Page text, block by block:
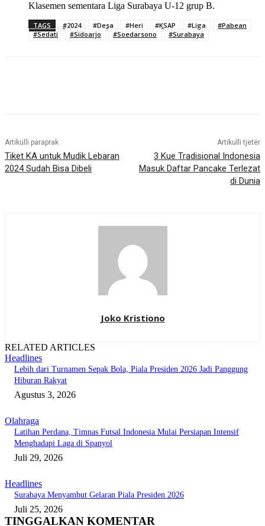
Klasemen sementara Liga Surabaya U-12 grup B.
TAGS #2024 #Desa #Heri #KSAP #Liga
#Pabean
#Sedati
#Sidoarjo #Soedarsono #Surabaya
Artikulli paraprak
Tiket KA untuk Mudik Lebaran
2024 Sudah Bisa Dibeli
Artikulli tjetër
3 Kue Tradisional Indonesia
Masuk Daftar Pancake Terlezat
di Dunia
Joko Kristiono
RELATED ARTICLES
Headlines
Lebih dari Turnamen Sepak Bola, Piala Presiden 2026 Jadi Panggung
Hiburan Rakyat
Agustus 3, 2026
Olahraga
Latihan Perdana, Timnas Futsal Indonesia Mulai Persiapan Intensif
Menghadapi Laga di Spanyol
Juli 29, 2026
Headlines
Surabaya Menyambut Gelaran Piala Presiden 2026
Juli 25, 2026
TINGGALKAN KOMENTAR